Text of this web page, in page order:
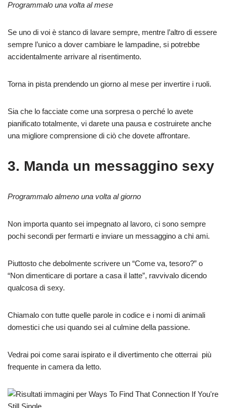
Programmalo una volta al mese
Se uno di voi è stanco di lavare sempre, mentre l’altro di essere
sempre l’unico a dover cambiare le lampadine, si potrebbe
accidentalmente arrivare al risentimento.
Torna in pista prendendo un giorno al mese per invertire i ruoli.
Sia che lo facciate come una sorpresa o perché lo avete
pianificato totalmente, vi darete una pausa e costruirete anche
una migliore comprensione di ciò che dovete affrontare.
3. Manda un messaggino sexy
Programmalo almeno una volta al giorno
Non importa quanto sei impegnato al lavoro, ci sono sempre
pochi secondi per fermarti e inviare un messaggino a chi ami.
Piuttosto che debolmente scrivere un “Come va, tesoro?” o
“Non dimenticare di portare a casa il latte”, ravvivalo dicendo
qualcosa di sexy.
Chiamalo con tutte quelle parole in codice e i nomi di animali
domestici che usi quando sei al culmine della passione.
Vedrai poi come sarai ispirato e il divertimento che otterrai più
frequente in camera da letto.